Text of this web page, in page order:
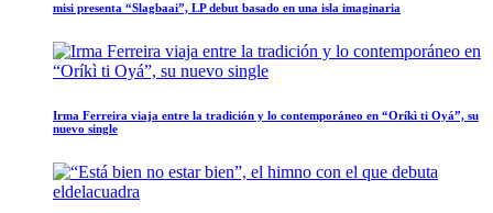
misi presenta “Slagbaai”, LP debut basado en una isla imaginaria
Irma Ferreira viaja entre la tradición y lo contemporáneo en “Oríkì ti Oyá”, su
nuevo single